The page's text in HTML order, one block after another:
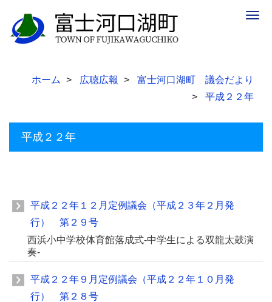
ホーム 広聴広報
富士河口湖町 議会だより
平成２２年
平成２２年
平成２２年１２月定例議会（平成２３年２月発
行） 第２９号
西浜小中学校体育館落成式-中学生による双龍太鼓演
奏-
平成２２年９月定例議会（平成２２年１０月発
行） 第２８号